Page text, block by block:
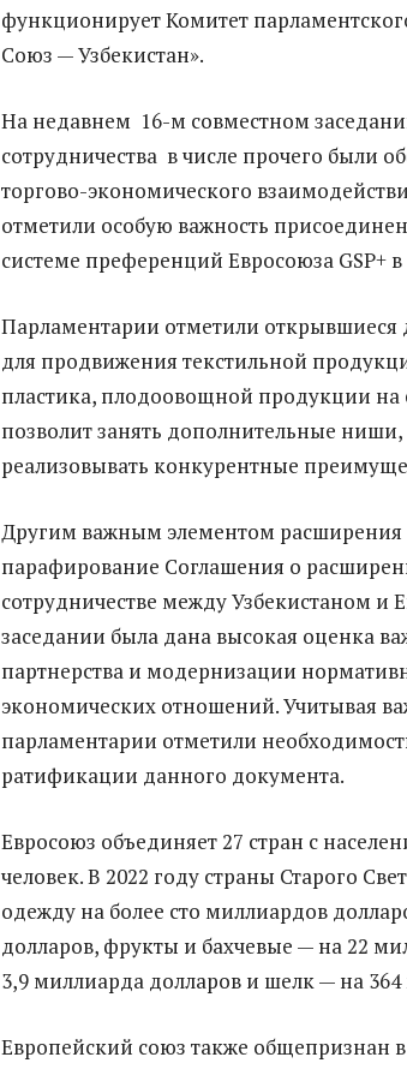
функционирует Комитет
Союз — Узбекистан».
На недавнем 16-м совместном
сотрудничества в числе прочего были
торгово-экономического
отметили особую важность
системе преференций Евросоюза GSP+ в
Парламентарии отметили
для продвижения текстильной
пластика, плодоовощной продукции на
позволит занять дополнительные
реализовывать конкурентные
Другим важным элементом расширения
парафирование Соглашения о
сотрудничестве между Узбекистаном и
заседании была дана высокая оценка
партнерства и модернизации
экономических отношений. Учитывая
парламентарии отметили
ратификации данного документа.
Евросоюз объединяет 27 стран с
человек. В 2022 году страны Старого
одежду на более сто миллиардов
долларов, фрукты и бахчевые — на 22
3,9 миллиарда долларов и шелк — на
Европейский союз также общепризнан